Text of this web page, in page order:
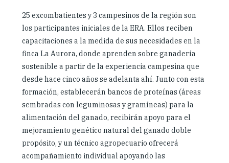
25 excombatientes y 3 campesinos de la región son
los participantes iniciales de la ERA. Ellos reciben
capacitaciones a la medida de sus necesidades en la
finca La Aurora, donde aprenden sobre ganadería
sostenible a partir de la experiencia campesina que
desde hace cinco años se adelanta ahí. Junto con esta
formación, establecerán bancos de proteínas (áreas
sembradas con leguminosas y gramíneas) para la
alimentación del ganado, recibirán apoyo para el
mejoramiento genético natural del ganado doble
propósito, y un técnico agropecuario ofrecerá
acompañamiento individual apoyando las